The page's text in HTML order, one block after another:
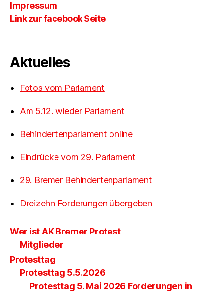
Impressum
Link zur facebook Seite
Aktuelles
Fotos vom Parlament
Am 5.12. wieder Parlament
Behindertenparlament online
Eindrücke vom 29. Parlament
29. Bremer Behindertenparlament
Dreizehn Forderungen übergeben
Wer ist AK Bremer Protest
Mitglieder
Protesttag
Protesttag 5.5.2026
Protesttag 5. Mai 2026 Forderungen in